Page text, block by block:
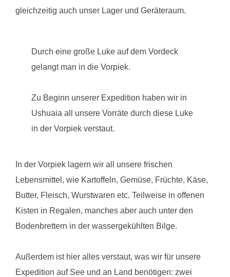
gleichzeitig auch unser Lager und Geräteraum.
Durch eine große Luke auf dem Vordeck
gelangt man in die Vorpiek.
Zu Beginn unserer Expedition haben wir in
Ushuaia all unsere Vorräte durch diese Luke
in der Vorpiek verstaut.
In der Vorpiek lagern wir all unsere frischen
Lebensmittel, wie Kartoffeln, Gemüse, Früchte, Käse,
Butter, Fleisch, Wurstwaren etc. Teilweise in offenen
Kisten in Regalen, manches aber auch unter den
Bodenbrettern in der wassergekühlten Bilge.
Außerdem ist hier alles verstaut, was wir für unsere
Expedition auf See und an Land benötigen: zwei